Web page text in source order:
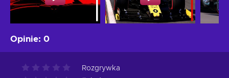
Opinie: 0
Rozgrywka